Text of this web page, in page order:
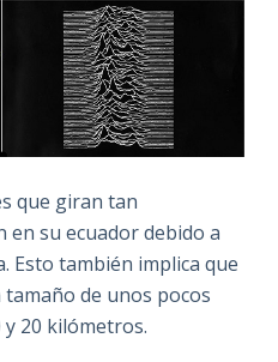
que giran tan
en su ecuador debido a
Esto también implica que
de unos pocos
20 kilómetros.